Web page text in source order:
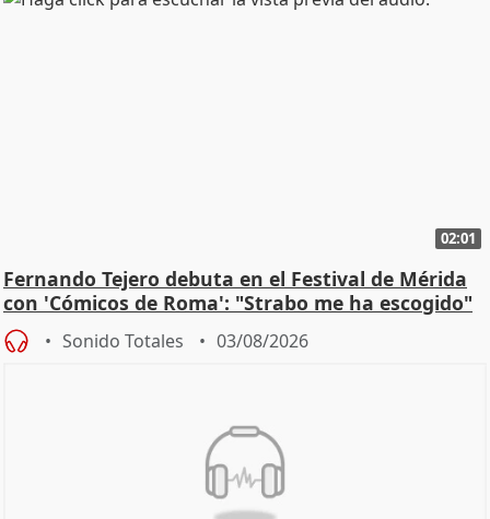
02:01
Fernando Tejero debuta en el Festival de Mérida
con 'Cómicos de Roma': "Strabo me ha escogido"
Sonido Totales 03/08/2026